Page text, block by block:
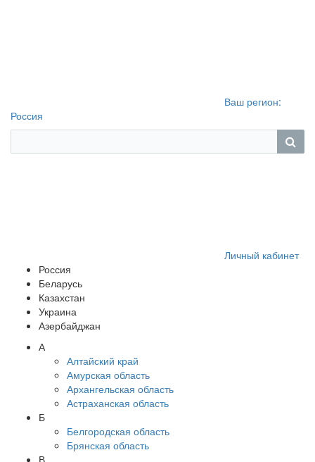
Ваш регион:
Россия
Личный кабинет
Россия
Беларусь
Казахстан
Украина
Азербайджан
А
Алтайский край
Амурская область
Архангельская область
Астраханская область
Б
Белгородская область
Брянская область
В